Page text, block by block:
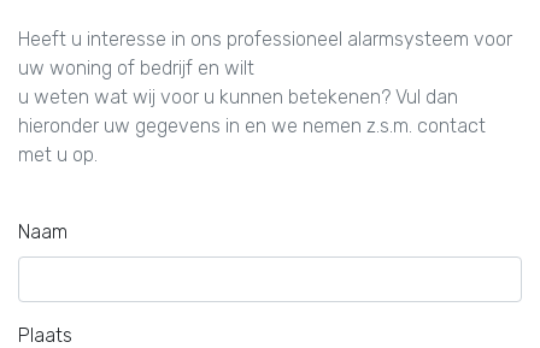
Heeft u interesse in ons professioneel alarmsysteem voor
uw woning of bedrijf en wilt
u weten wat wij voor u kunnen betekenen? Vul dan
hieronder uw gegevens in en we nemen z.s.m. contact
met u op.
Naam
Plaats